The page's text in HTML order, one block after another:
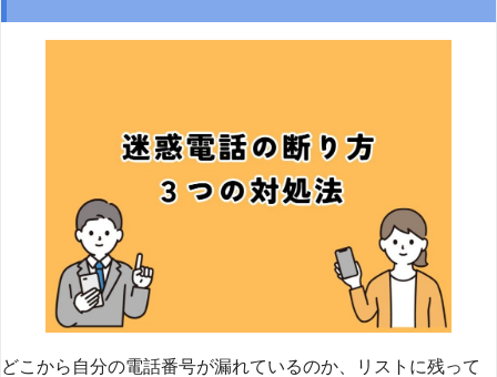
どこから自分の電話番号が漏れているのか、リストに残って